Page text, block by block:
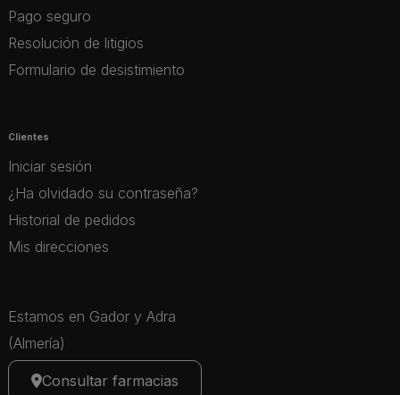
Pago seguro
Resolución de litigios
Formulario de desistimiento
Clientes
Iniciar sesión
¿Ha olvidado su contraseña?
Historial de pedidos
Mis direcciones
Estamos en Gador y Adra
(Almería)
Consultar farmacias